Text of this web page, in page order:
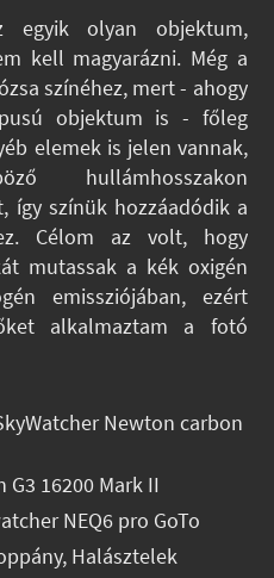
egyik olyan objektum,
kell magyarázni. Még a
színéhez, mert - ahogy
objektum is - főleg
elemek is jelen vannak,
hullámhosszakon
így színük hozzáadódik a
Célom az volt, hogy
mutassak a kék oxigén
emissziójában, ezért
alkalmaztam a fotó
Newton carbon
G3 16200 Mark II
NEQ6 pro GoTo
Halásztelek